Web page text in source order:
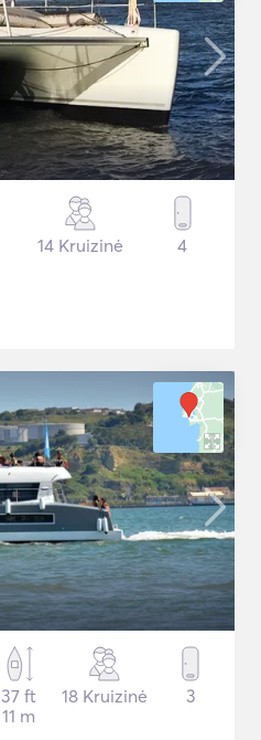
14 Kruizinė 4
37 ft
11 m
18 Kruizinė 3